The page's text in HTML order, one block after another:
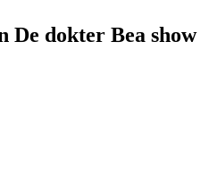
De dokter Bea show